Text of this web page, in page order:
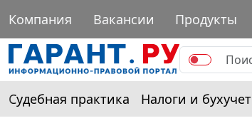
Компания Вакансии Продукты
Судебная практика Налоги и бухучет